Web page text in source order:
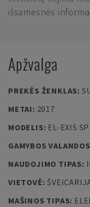
išsamesnės
Apžvalga
PREKĖS ŽENKLAS:
METAI: 2017
MODELIS: EL-EXIS
GAMYBOS VALANDOS
NAUDOJIMO TIPAS:
VIETOVĖ:
MAŠINOS TIPAS: